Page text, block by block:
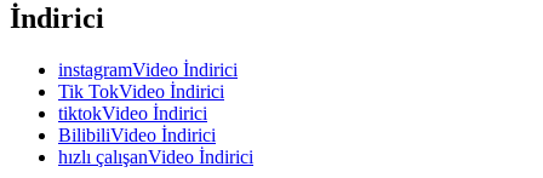
İndirici
instagramVideo İndirici
Tik TokVideo İndirici
tiktokVideo İndirici
BilibiliVideo İndirici
hızlı çalışanVideo İndirici